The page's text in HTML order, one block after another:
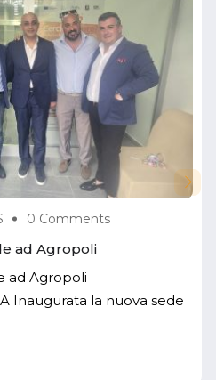
0 Comments
ad Agropoli
ad Agropoli
Inaugurata la nuova sede